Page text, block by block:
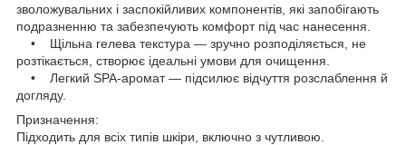
зволожувальних і заспокійливих компонентів, які запобігають
подразненню та забезпечують комфорт під час нанесення.
• Щільна гелева текстура — зручно розподіляється, не
розтікається, створює ідеальні умови для очищення.
• Легкий SPA-аромат — підсилює відчуття розслаблення й
догляду.
Призначення:
Підходить для всіх типів шкіри, включно з чутливою.